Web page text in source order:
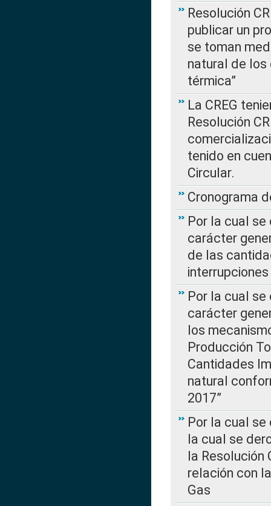
Resolución
publicar un
se toman
natural de los
térmica”
La CREG
Resolución
tenido en
Circular.
Cronograma
Por la cual
carácter
de las
Por la cual
carácter
los
Producción
Cantidades
natural
2017”
Por la cual
la cual se
la Resolución
relación con
Gas